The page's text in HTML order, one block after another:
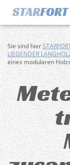
Sie sind hier
LIEGENDER
eines modularen